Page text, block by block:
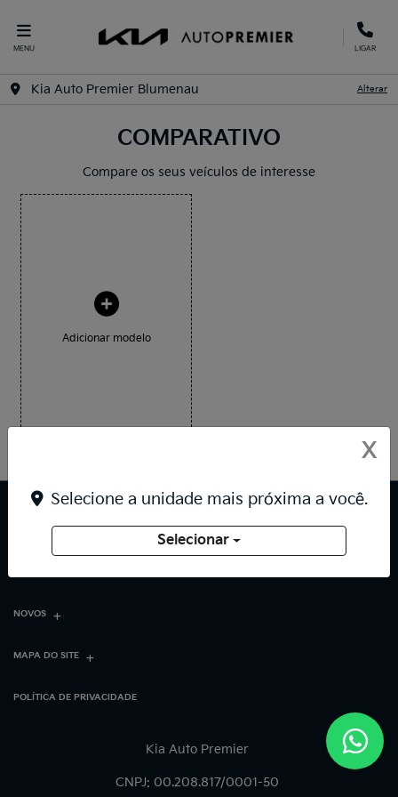
MENU LIGAR
Kia Auto Premier Blumenau Alterar
COMPARATIVO
Compare os seus veículos de interesse
Adicionar modelo
NOVOS
MAPA DO SITE
POLÍTICA DE PRIVACIDADE
Kia Auto Premier
CNPJ: 00.208.817/0001-50
X
Selecione a unidade mais próxima a você.
Selecionar